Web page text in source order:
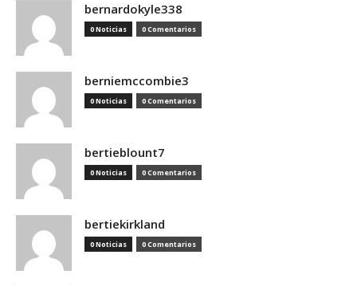
bernardokyle338
0 Noticias 0 Comentarios
berniemccombie3
0 Noticias 0 Comentarios
bertieblount7
0 Noticias 0 Comentarios
bertiekirkland
0 Noticias 0 Comentarios